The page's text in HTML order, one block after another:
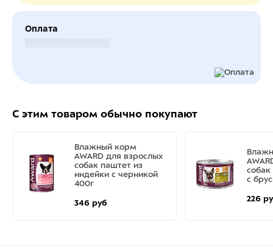
Оплата
С этим товаром обычно покупают
Влажный корм
AWARD для взрослых
собак паштет из
индейки с черникой
400г
346 руб
собак
с
226